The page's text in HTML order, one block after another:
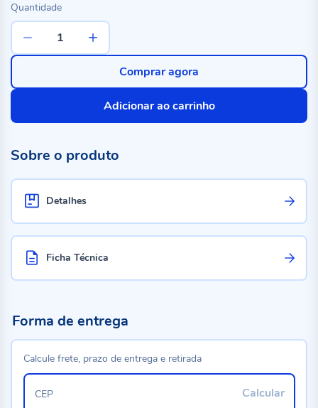
Quantidade
Adicionar ao carrinho
Comprar agora
Sobre o produto
Detalhes
Ficha Técnica
Forma de entrega
Calcule frete, prazo de entrega e retirada
Calcular
CEP